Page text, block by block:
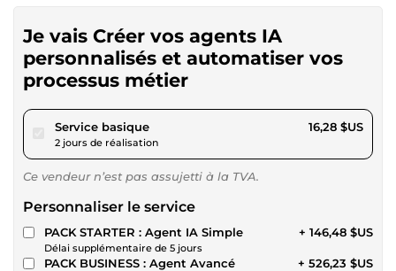
Je vais Créer vos agents IA
personnalisés et automatiser vos
processus métier
Service basiquepour 15,00 $US
2 jours de réalisation
16,28 $US
Ce vendeur n’est pas assujetti à la TVA.
Personnaliser le service
PACK STARTER : Agent IA Simple
Délai supplémentaire de 5 jours
+ 146,48 $US
PACK BUSINESS : Agent Avancé + 526,23 $US